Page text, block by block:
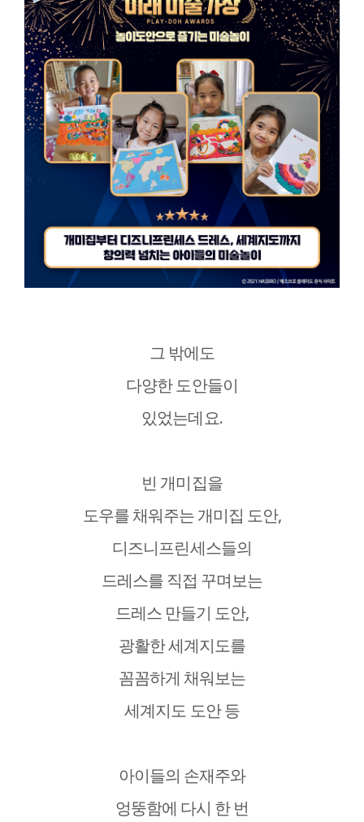
그 밖에도
다양한 도안들이
있었는데요.
빈 개미집을
도우를 채워주는 개미집 도안,
디즈니프린세스들의
드레스를 직접 꾸며보는
드레스 만들기 도안,
광활한 세계지도를
꼼꼼하게 채워보는
세계지도 도안 등
아이들의 손재주와
엉뚱함에 다시 한 번